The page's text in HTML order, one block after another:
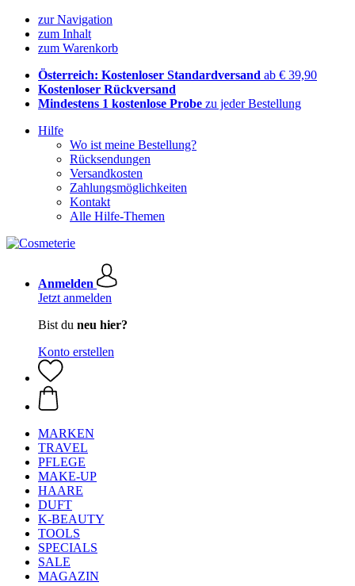
zur Navigation
zum Inhalt
zum Warenkorb
Österreich: Kostenloser Standardversand ab € 39,90
Kostenloser Rückversand
Mindestens 1 kostenlose Probe zu jeder Bestellung
Hilfe
Wo ist meine Bestellung?
Rücksendungen
Versandkosten
Zahlungsmöglichkeiten
Kontakt
Alle Hilfe-Themen
Anmelden
Jetzt anmelden
Bist du neu hier?
Konto erstellen
MARKEN
TRAVEL
PFLEGE
MAKE-UP
HAARE
DUFT
K-BEAUTY
TOOLS
SPECIALS
SALE
MAGAZIN